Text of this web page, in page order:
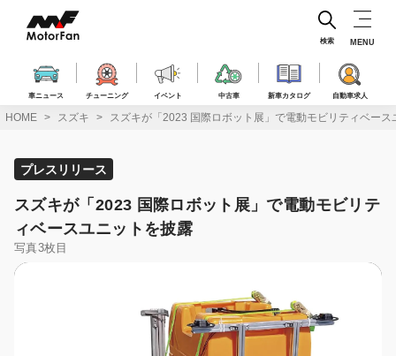
ス
車ニュース チューニング イベント 中古車 新車カタログ 自動車求人
検索 MENU
HOME スズキ スズキが「2023 国際ロボット展」で電動モビリティベース
プレスリリース
スズキが「2023 国際ロボット展」で電動モビリテ
ィベースユニットを披露
写真3枚目